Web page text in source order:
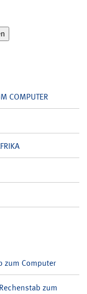
COMPUTER
zum Computer
zum